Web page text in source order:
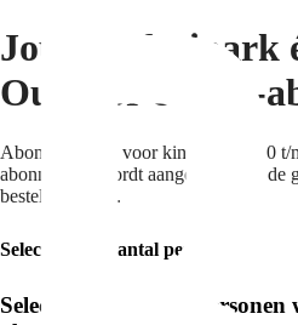
Jouw Safaripark
Outdoor combi-
Abonnementen voor kinderen van 0 t/
abonnement wordt aangemaakt bij de
besteld worden.
Selecteer het aantal personen
Selecteer het aantal personen